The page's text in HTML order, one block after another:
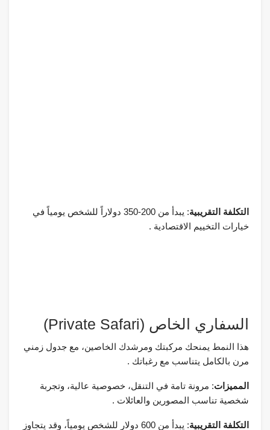
التكلفة التقريبية
: يبدأ من 200-350 دولاراً للشخص يومياً في
خيارات التخييم الاقتصادية .
السفاري الخاص (Private Safari)
هذا النمط يمنحك مركبتك ومرشدك الخاصين، مع جدول زمني
مرن بالكامل يتناسب مع رغباتك .
المميزات: مرونة تامة في التنقل، خصوصية عالية، وتجربة
شخصية تناسب المصورين والعائلات .
التكلفة التقريبية : يبدأ من 600 دولار للشخص يومياً، وقد يتجاوز